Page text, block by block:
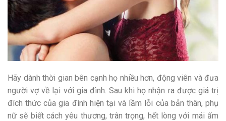
Hãy dành thời gian bên cạnh họ nhiều hơn, động viên và đưa
người vợ về lại với gia đình. Sau khi họ nhận ra được giá trị
đích thức của gia đình hiện tại và lầm lỗi của bản thân, phụ
nữ sẽ biết cách yêu thương, trân trọng, hết lòng với mái ấm